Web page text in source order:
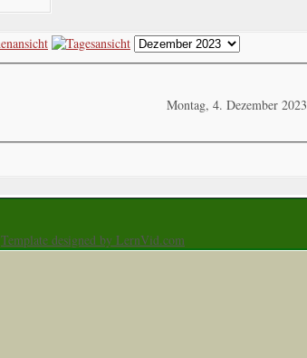
Montag, 4. Dezember 2023
Template designed by LernVid.com